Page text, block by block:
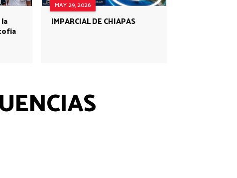
MAY 29, 2026
IMPARCIAL DE CHIAPAS